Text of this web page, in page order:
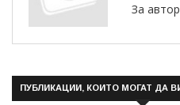
За
ПУБЛИКАЦИИ, КОИТО МОГАТ ДА